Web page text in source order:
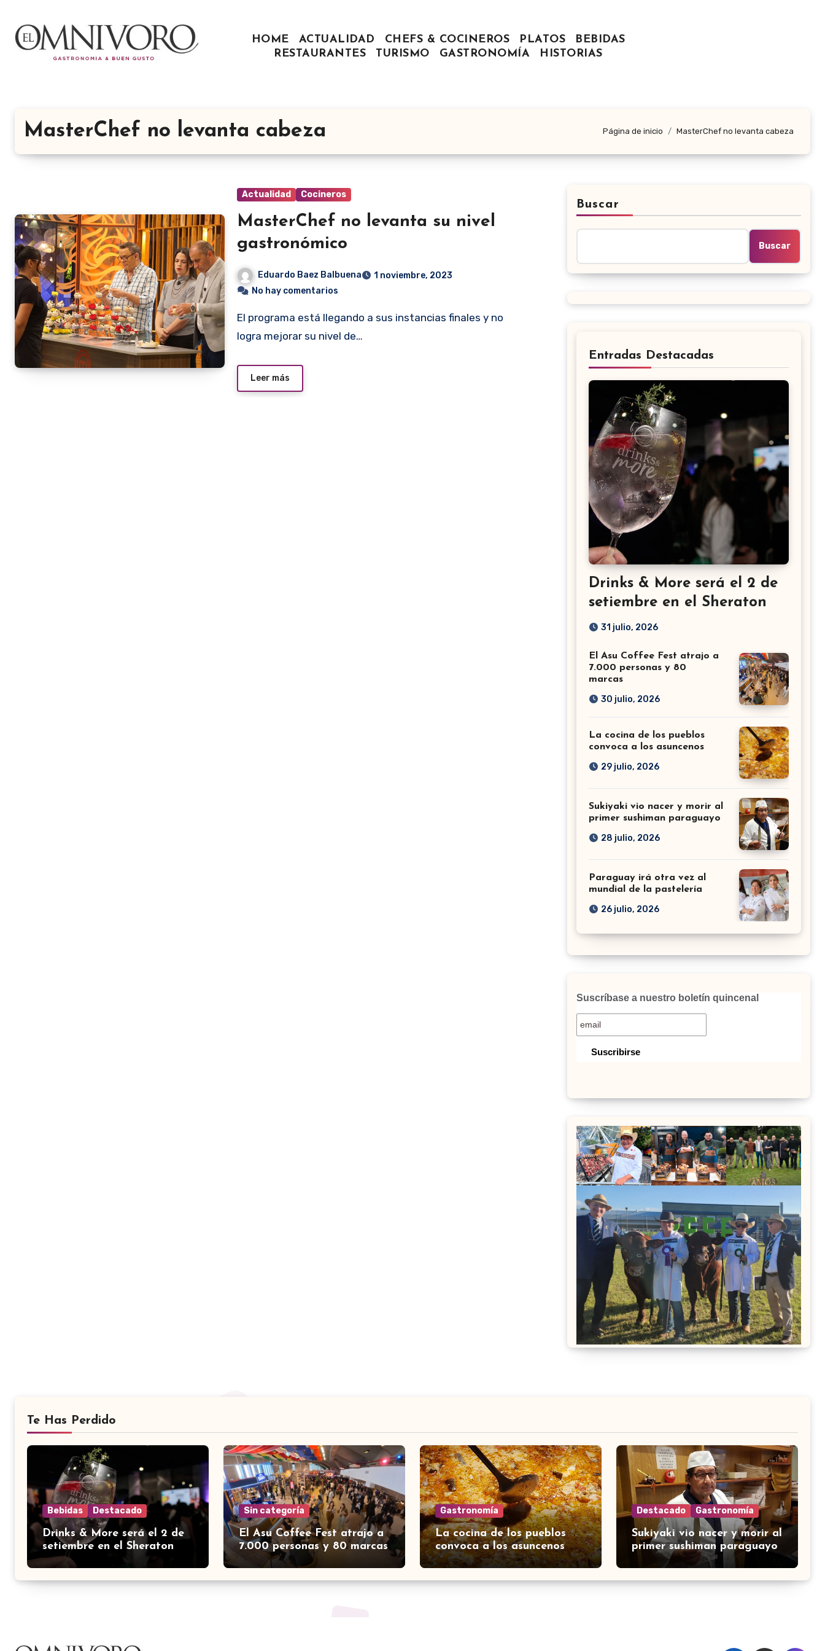
contenido
HOME ACTUALIDAD CHEFS & COCINEROS PLATOS
BEBIDAS
RESTAURANTES
TURISMO GASTRONOMÍA HISTORIAS
MasterChef no levanta cabeza Página de inicio MasterChef no levanta cabeza
Actualidad Cocineros
MasterChef no levanta su nivel
gastronómico
Eduardo Baez Balbuena
1 noviembre, 2023
No hay comentarios
El programa está llegando a sus instancias finales y no
logra mejorar su nivel de…
Leer más
Buscar
Buscar
Entradas Destacadas
Drinks & More será el 2 de
setiembre en el Sheraton
31 julio, 2026
El Asu Coffee Fest atrajo a
7.000 personas y 80
marcas
30 julio, 2026
La cocina de los pueblos
convoca a los asuncenos
29 julio, 2026
Sukiyaki vio nacer y morir al
primer sushiman paraguayo
28 julio, 2026
Paraguay irá otra vez al
mundial de la pastelería
26 julio, 2026
Suscríbase a nuestro boletín quincenal
Te Has Perdido
Bebidas Destacado
Drinks & More será el 2 de
setiembre en el Sheraton
Sin categoría
El Asu Coffee Fest atrajo a
7.000 personas y 80 marcas
Gastronomía
La cocina de los pueblos
convoca a los asuncenos
Destacado Gastronomía
Sukiyaki vio nacer y morir al
primer sushiman paraguayo